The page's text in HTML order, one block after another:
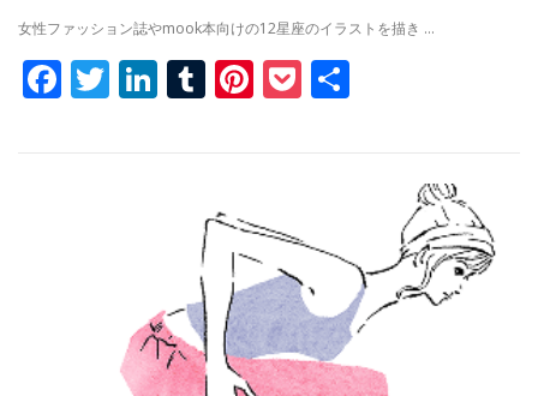
女性ファッション誌やmook本向けの12星座のイラストを描き …
Facebook
Twitter
LinkedIn
Tumblr
Pinterest
Pocket